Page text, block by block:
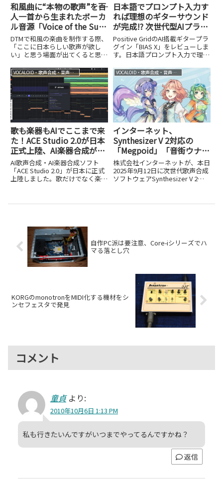
和風曲に“本物の歌声”を――百
人一首から生まれたボーカ
ル音源「Voice of the Sun
– Sunrise」
DTMで和風の楽曲を制作する際、
「ここに日本らしい歌声が欲し
い」と思う場面が出てくると思い
などの歌声合成技術は年々進化を
遂げていますが、これらで生成し
てトラックに入れてみても、どう
もしっくり...
日本語でプロンプト入力す
れば理想のギターサウンド
が完成!? 次世代型AIプラグ
イン、Positive Grid「BIAS
X」。3/31まで18,120円
Positive GridのAI搭載ギタープラ
グイン「BIAS X」をレビューしま
す。日本語プロンプト入力で理想
月31日までの18,120円セール情
報を紹介します。
VOCALOID・歌声合成・音声合成
歌も楽器もAIでここまで来
た！ACE Studio 2.0が日本
正式上陸、AI楽器合成が別
次元に進化
AI歌声合成・AI楽器合成ソフト
「ACE Studio 2.0」が日本に正式
上陸しました。歌だけでなく楽器
VOCALOID・歌声合成・音声合成
インターネット、
Synthesizer V 2対応の
「Megpoid」「音街ウナ」
「花響琴」を9月12日同時
発売。村上昇社長に経緯や
新機能を聞いてみた
株式会社インターネットが、本日
2025年9月12日に次世代歌声合成
ソフトウェアSynthesizer V 2専
「Synthesizer V 2 AI Megpoid」
自作PC派は要注意、Core-iシリーズでハ
マる落とし穴
KORGのmonotronをMIDI化する機材をシ
ンセフェスタで発見
コメント
童貞 より:
2010年10月6日 1:13 PM
私も行きたいんですがいつまでやってるんですかね？
返信